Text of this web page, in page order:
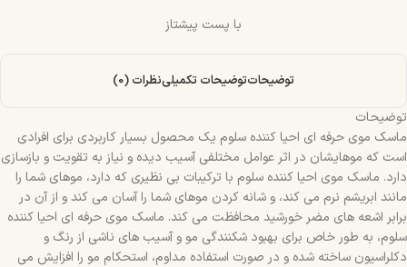
با پست پیشتاز
توضیحاتتوضیحات تکمیلینظرات (0)
توضیحات
ماسک موی حرفه ای احیا کننده سلوم یک محصول بسیار کاربردی برای افرادی
است که موهایشان در اثر عوامل مختلفی آسیب دیده و نیاز به تقویت و بازسازی
دارد. ماسک موی احیا کننده سلوم با ترکیبات بی نظیری که دارد، موهای شما را
مانند ابریشم نرم می کند، و شانه کردن موهای شما را آسان می کند و از آن در
برابر اشعه های مضر خورشید محافظت می کند. ماسک موی حرفه ای احیا کننده
سلوم، به طور خاص برای بهبود شکنندگی مو و آسیب های ناشی از رنگ و
دکلراسیون ساخته شده و در صورت استفاده مداوم، استحکام مو را افزایش می